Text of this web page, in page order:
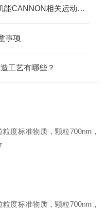
运动粘度的相关标准及美国凯能CANNON相关运动粘度标油
事项
工艺有哪些？
度标准物质，颗粒700nm ，
度标准物质，颗粒700nm ，